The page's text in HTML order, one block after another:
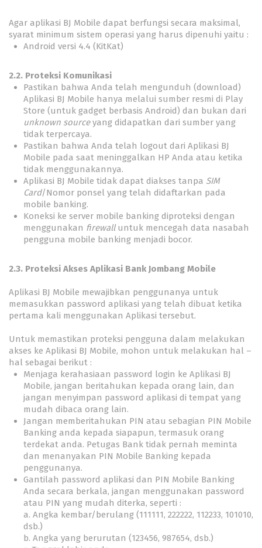
Agar aplikasi BJ Mobile dapat berfungsi secara maksimal,
syarat minimum sistem operasi yang harus dipenuhi yaitu :
Android versi 4.4 (KitKat)
2.2. Proteksi Komunikasi
Pastikan bahwa Anda telah mengunduh (download)
Aplikasi BJ Mobile hanya melalui sumber resmi di Play
Store (untuk gadget berbasis Android) dan bukan dari
unknown sourceyang didapatkan dari sumber yang
tidak terpercaya.
Pastikan bahwa Anda telah logout dari Aplikasi BJ
Mobile pada saat meninggalkan HP Anda atau ketika
tidak menggunakannya.
Aplikasi BJ Mobile tidak dapat diakses tanpa SIM
Card/Nomor ponsel yang telah didaftarkan pada
mobile banking.
Koneksi ke server mobile banking diproteksi dengan
menggunakan firewalluntuk mencegah data nasabah
pengguna mobile banking menjadi bocor.
2.3. Proteksi Akses Aplikasi Bank Jombang Mobile
Aplikasi BJ Mobile mewajibkan penggunanya untuk
memasukkan password aplikasi yang telah dibuat ketika
pertama kali menggunakan Aplikasi tersebut.
Untuk memastikan proteksi pengguna dalam melakukan
akses ke Aplikasi BJ Mobile, mohon untuk melakukan hal –
hal sebagai berikut :
Menjaga kerahasiaan password login ke Aplikasi BJ
Mobile, jangan beritahukan kepada orang lain, dan
jangan menyimpan password aplikasi di tempat yang
mudah dibaca orang lain.
Jangan memberitahukan PIN atau sebagian PIN Mobile
Banking anda kepada siapapun, termasuk orang
terdekat anda. Petugas Bank tidak pernah meminta
dan menanyakan PIN Mobile Banking kepada
penggunanya.
Gantilah password aplikasi dan PIN Mobile Banking
Anda secara berkala, jangan menggunakan password
atau PIN yang mudah diterka, seperti :
a. Angka kembar/berulang (111111, 222222, 112233, 101010,
dsb.)
b. Angka yang berurutan (123456, 987654, dsb.)